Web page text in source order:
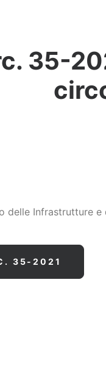
35-
delle Infrastrutture
35-2021